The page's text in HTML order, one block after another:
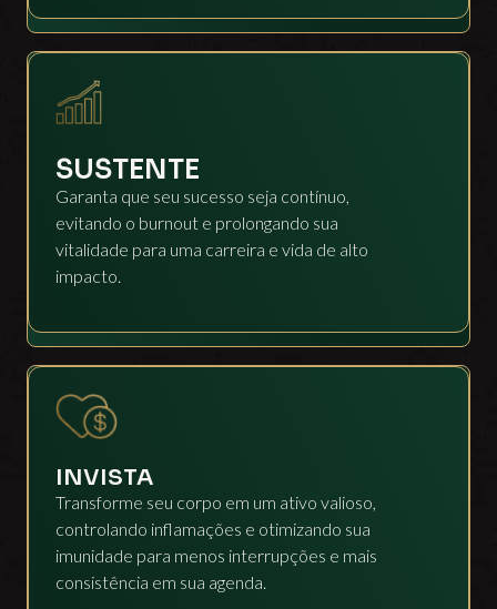
SUSTENTE
Garanta que seu sucesso seja contínuo,
evitando o burnout e prolongando sua
vitalidade para uma carreira e vida de alto
impacto.
INVISTA
Transforme seu corpo em um ativo valioso,
controlando inflamações e otimizando sua
imunidade para menos interrupções e mais
consistência em sua agenda.